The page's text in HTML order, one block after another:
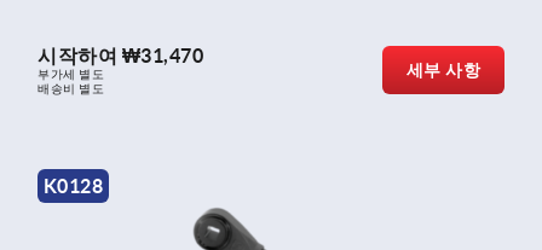
시작하여 ₩31,470
부가세 별도
배송비 별도
세부 사항
K0128